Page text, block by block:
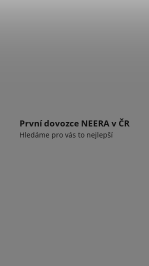
První dovozce NEERA v ČR
Hledáme pro vás to nejlepší